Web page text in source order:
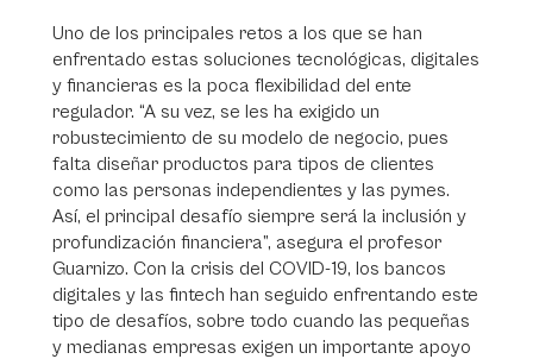
Uno de los principales retos a los que se han
enfrentado estas soluciones tecnológicas, digitales
y financieras es la poca flexibilidad del ente
regulador. “A su vez, se les ha exigido un
robustecimiento de su modelo de negocio, pues
falta diseñar productos para tipos de clientes
como las personas independientes y las pymes.
Así, el principal desafío siempre será la inclusión y
profundización financiera”, asegura el profesor
Guarnizo. Con la crisis del COVID-19, los bancos
digitales y las fintech han seguido enfrentando este
tipo de desafíos, sobre todo cuando las pequeñas
y medianas empresas exigen un importante apoyo